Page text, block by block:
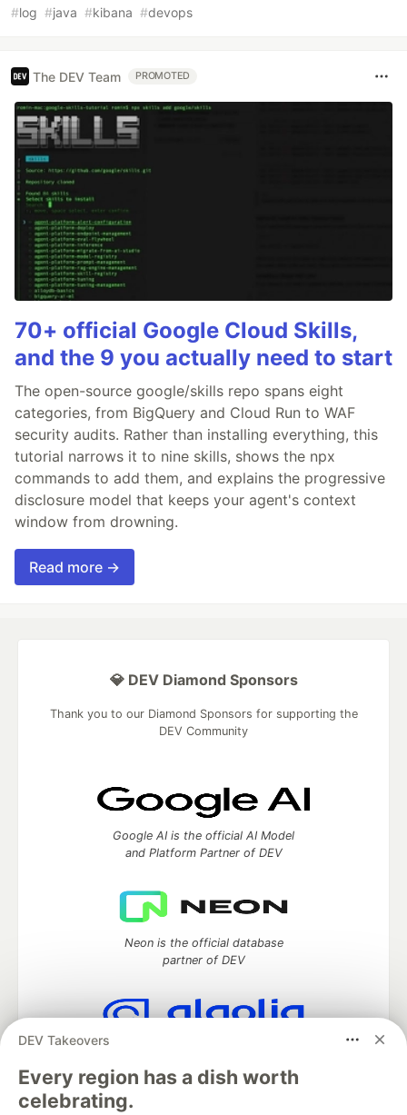
#log #java #kibana #devops
The DEV Team PROMOTED
70+ official Google Cloud Skills,
and the 9 you actually need to start
The open-source google/skills repo spans eight
categories, from BigQuery and Cloud Run to WAF
security audits. Rather than installing everything, this
tutorial narrows it to nine skills, shows the npx
commands to add them, and explains the progressive
disclosure model that keeps your agent's context
window from drowning.
Read more →
DEV Takeovers
Every region has a dish worth
celebrating.
💎 DEV Diamond Sponsors
Thank you to our Diamond Sponsors for supporting the
DEV Community
Google AI is the official AI Model
and Platform Partner of DEV
Neon is the official database
partner of DEV
Algolia is the official search partner
of DEV